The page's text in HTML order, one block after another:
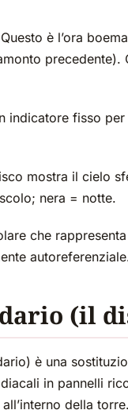
Questo è l’ora
indicatore fisso
mostra il cielo
nera = notte.
che
(il
è una
in pannelli
della torre.